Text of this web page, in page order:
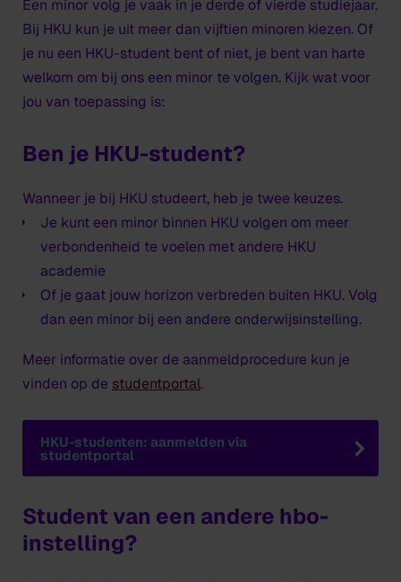
Een minor volg je vaak in je derde of vierde studiejaar.
Bij HKU kun je uit meer dan vijftien minoren kiezen. Of
je nu een HKU-student bent of niet, je bent van harte
welkom om bij ons een minor te volgen. Kijk wat voor
jou van toepassing is:
Ben je HKU-student?
Wanneer je bij HKU studeert, heb je twee keuzes.
Je kunt een minor binnen HKU volgen om meer
verbondenheid te voelen met andere HKU
academie
Of je gaat jouw horizon verbreden buiten HKU. Volg
dan een minor bij een andere onderwijsinstelling.
Meer informatie over de aanmeldprocedure kun je
vinden op de studentportal.
HKU-studenten: aanmelden via
studentportal
Student van een andere hbo-
instelling?